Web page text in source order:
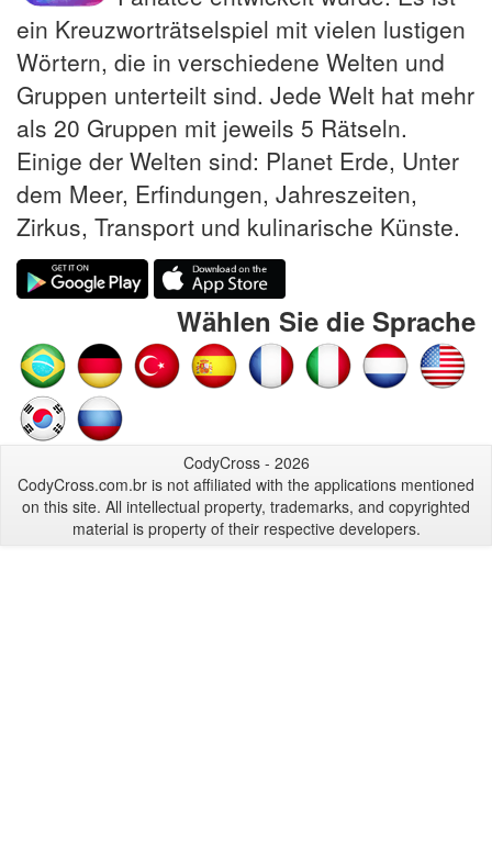
ein Kreuzworträtselspiel mit vielen lustigen
Wörtern, die in verschiedene Welten und
Gruppen unterteilt sind. Jede Welt hat mehr
als 20 Gruppen mit jeweils 5 Rätseln.
Einige der Welten sind: Planet Erde, Unter
dem Meer, Erfindungen, Jahreszeiten,
Zirkus, Transport und kulinarische Künste.
Wählen Sie die Sprache
CodyCross - 2026
CodyCross.com.br is not affiliated with the applications mentioned
on this site. All intellectual property, trademarks, and copyrighted
material is property of their respective developers.